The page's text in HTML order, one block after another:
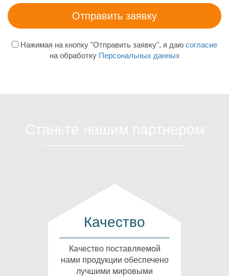
Нажимая на кнопку "Отправить заявку", я даю согласие
на обработку Персональных данных
Качество
Качество поставляемой
нами продукции обеспечено
лучшими мировыми